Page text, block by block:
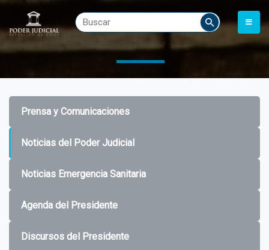
Prensa y Comunicaciones
Noticias del Poder Judicial
Noticias Emergencia Sanitaria
Agenda del Presidente
Discursos del Presidente